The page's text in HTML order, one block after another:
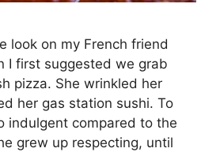
look on my French friend
I first suggested we grab
pizza. She wrinkled her
her gas station sushi. To
indulgent compared to the
grew up respecting, until